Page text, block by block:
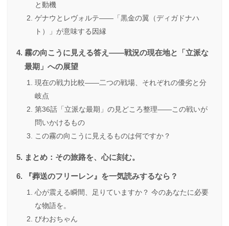
と動機
ゲナウとレヴォルテ――「黒金の翼（ディガドナハ
ト）」が意味する因縁
霧の向こうに見える答え――戦況の現在地と「立派な
最期」への展望
現在の戦力比較――二つの戦場、それぞれの優劣と分
岐点
第36話「立派な最期」の見どころ整理――この戦いが
問いかけるもの
この霧の向こうに見えるものは何ですか？
まとめ：その旅路を、心に刻む。
『葬送のフリーレン』を一気読みするなら？
心が震える瞬間、足りていますか？ 今のあなたに必要
な物語を。
びわおちゃん